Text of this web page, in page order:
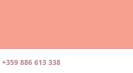
+359 886 613 338